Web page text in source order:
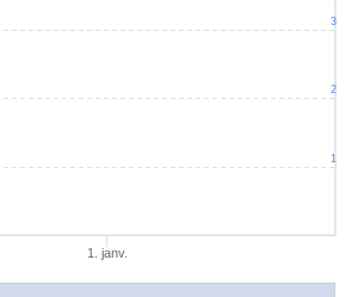
1. janv.
1
2
3